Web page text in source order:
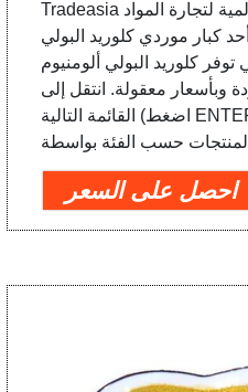
Tradeasia هي شركة عالمية لتجارة المواد
كبار موردي كلوريد البولي
توفر كلوريد البولي ألومنيوم
وبأسعار معقولة. انتقل إلى
القائمة التالية (اضغط ENTER) أفضل
المنتجات حسب الفئة بواسطة
احصل على السعر